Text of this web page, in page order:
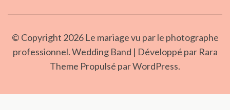
© Copyright 2026 Le mariage vu par le photographe
professionnel. Wedding Band | Développé par Rara
Theme Propulsé parWordPress.